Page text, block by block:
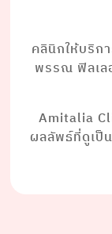
คลินิกให้บริก
พรรณ ฟิลเล
Amitalia
ผลลัพธ์ที่ดูเป็